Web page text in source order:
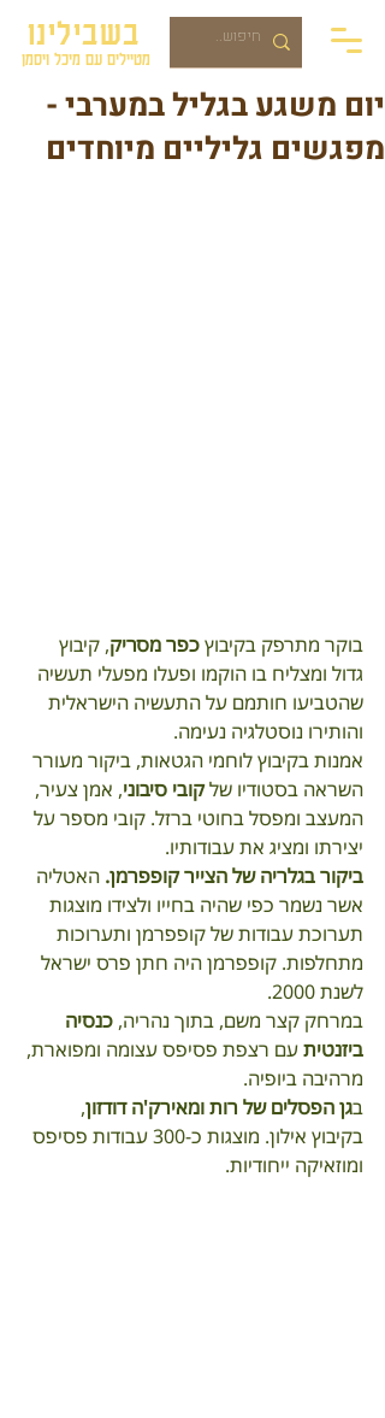
בשבילינו
מטיילים עם מיכל ויסמן
יום משגע בגליל במערבי -
מפגשים גליליים מיוחדים
בוקר מתרפק בקיבוץ כפר מסריק, קיבוץ
גדול ומצליח בו הוקמו ופעלו מפעלי תעשיה
שהטביעו חותמם על התעשיה הישראלית
והותירו נוסטלגיה נעימה.
אמנות בקיבוץ לוחמי הגטאות, ביקור מעורר
השראה בסטודיו של קובי סיבוני, אמן צעיר,
המעצב ומפסל בחוטי ברזל. קובי מספר על
יצירתו ומציג את עבודותיו.
ביקור בגלריה של הצייר קופפרמן. האטליה
אשר נשמר כפי שהיה בחייו ולצידו מוצגות
תערוכת עבודות של קופפרמן ותערוכות
מתחלפות. קופפרמן היה חתן פרס ישראל
לשנת 2000.
במרחק קצר משם, בתוך נהריה, כנסיה
ביזנטית עם רצפת פסיפס עצומה ומפוארת,
מרהיבה ביופיה.
בגן הפסלים של רות ומאירק'ה דודזון,
בקיבוץ אילון. מוצגות כ-300 עבודות פסיפס
ומוזאיקה ייחודיות.